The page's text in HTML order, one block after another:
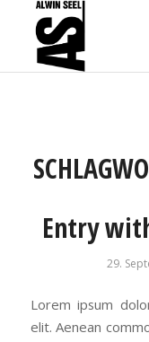
Entry
29.
Lorem ipsum
elit. Aenean